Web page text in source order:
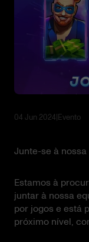
04 Jun 2024|Evento
Junte-se à
Estamos à
juntar à nossa
por jogos e está
próximo nível,